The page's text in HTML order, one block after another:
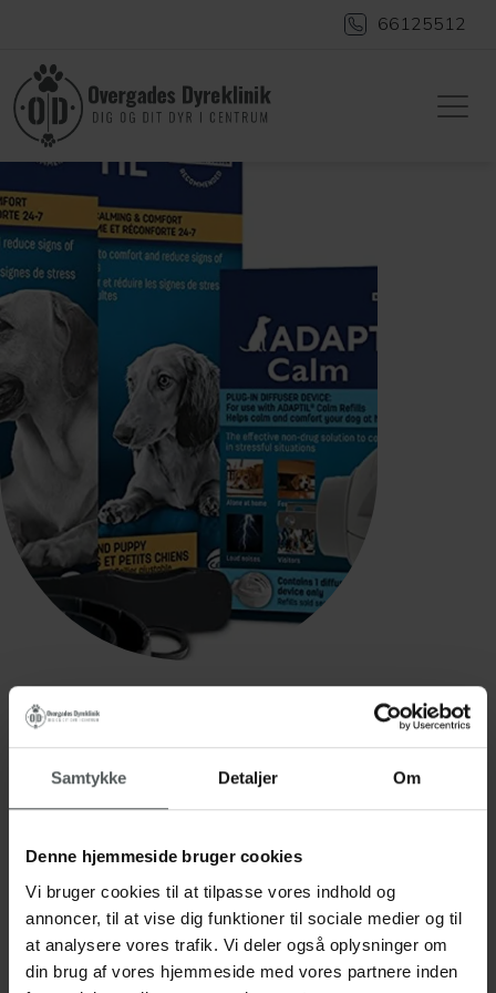
Samtykke Detaljer Om
Denne hjemmeside bruger cookies
Vi bruger cookies til at tilpasse vores indhold og
annoncer, til at vise dig funktioner til sociale medier og til
at analysere vores trafik. Vi deler også oplysninger om
din brug af vores hjemmeside med vores partnere inden
66125512
Adaptil
Tryghed til
hvalpene
signalstof (feromon), som tævehunden udskiller
fra mælkekirtelområdet, når den har hvalpe. Dette
feromon har betydning for hvalpens binding til
tæven og for udvikling af hvalpenes
følelsesmæssige stabilitet. Feromonet giver